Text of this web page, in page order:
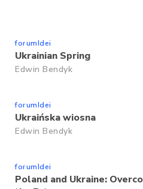
forumIdei
Ukrainian Spring
Edwin Bendyk
forumIdei
Ukraińska wiosna
Edwin Bendyk
forumIdei
Poland and Ukraine: